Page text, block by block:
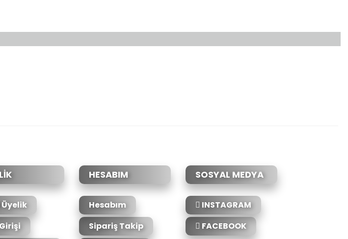
Üyelik
HESABIM
Hesabım
Sipariş Takip
SOSYAL MEDYA
INSTAGRAM
FACEBOOK